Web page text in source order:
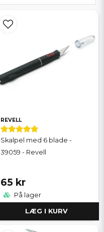
REVELL
Skalpel med 6 blade -
39059 - Revell
65 kr
På lager
LÆG I KURV